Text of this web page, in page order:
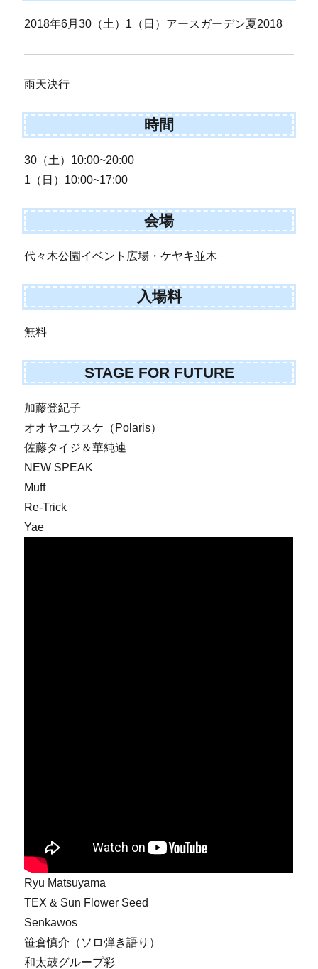
2018年6月30（土）1（日）アースガーデン夏2018
雨天決行
時間
30（土）10:00~20:00
1（日）10:00~17:00
会場
代々木公園イベント広場・ケヤキ並木
入場料
無料
STAGE FOR FUTURE
加藤登紀子
オオヤユウスケ（Polaris）
佐藤タイジ＆華純連
NEW SPEAK
Muff
Re-Trick
Yae
Ryu Matsuyama
TEX & Sun Flower Seed
Senkawos
笹倉慎介（ソロ弾き語り）
和太鼓グループ彩